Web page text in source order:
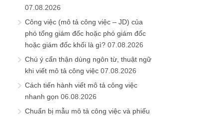
07.08.2026
Công việc (mô tả công việc – JD) của
phó tổng giám đốc hoặc phó giám đốc
hoặc giám đốc khối là gì? 07.08.2026
Chú ý cẩn thận dùng ngôn từ, thuật ngữ
khi viết mô tả công việc 07.08.2026
Cách tiến hành viết mô tả công việc
nhanh gọn 06.08.2026
Chuẩn bị mẫu mô tả công việc và phiếu